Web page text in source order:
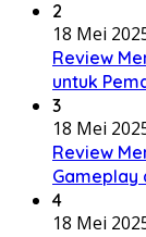
2
18 Mei
Review
untuk
3
18 Mei
Review
Gameplay
4
18 Mei